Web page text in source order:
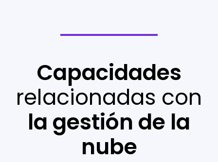
Capacidades
relacionadas con
la gestión de la
nube